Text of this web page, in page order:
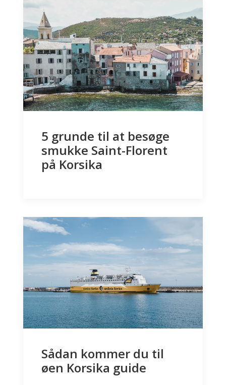
5 grunde til at besøge
smukke Saint-Florent
på Korsika
Sådan kommer du til
øen Korsika guide